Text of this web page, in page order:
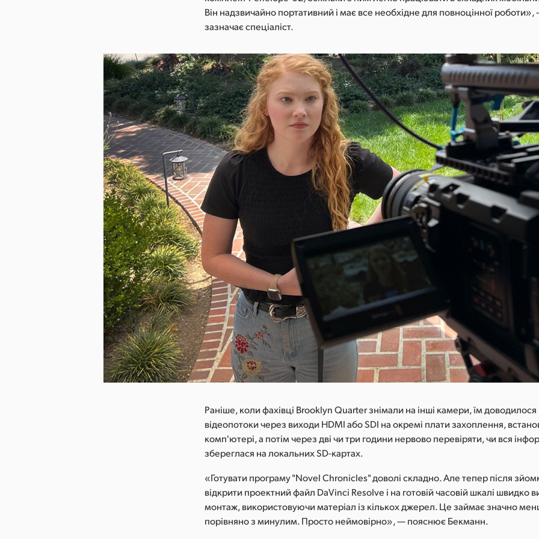
Він надзвичайно портативний і має все необхідне для повноцінної
зазначає спеціаліст.
Раніше, коли фахівці Brooklyn Quarter знімали на інші камери, їм
відеопотоки через виходи HDMI або SDI на окремі плати захоплення,
комп'ютері, а потім через дві чи три години нервово перевіряти, чи вся
збереглася на локальних SD-картах.
«Готувати програму "Novel Chronicles" доволі складно. Але тепер після
відкрити проектний файл DaVinci Resolve і на готовій часовій шкалі швидко
монтаж, використовуючи матеріал із кількох джерел. Це займає значно
порівняно з минулим. Просто неймовірно», — пояснює Бекманн.